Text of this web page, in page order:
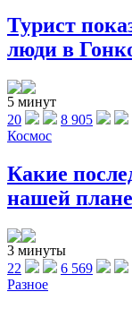
Турист
люди в
5 минут
20
8 905
Космос
Какие
нашей
3 минуты
22
6 569
Разное